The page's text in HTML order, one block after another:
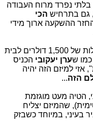
נפרד מרוח העבודה
גם בתרחיש הכי
ההשקעה ארוך מידי
לכן, אם נשנה ונכניס לטבלאות ה-ROI עלות של 1,500 דולרים לבית
ערן יעקובי הכניס
אזי למיזם הזה יהיה
הזה...
הטיה מעט מוגזמת
שהמיזם יצליח
2020. זה לא סביר בעיני, במיוחד כשבזק